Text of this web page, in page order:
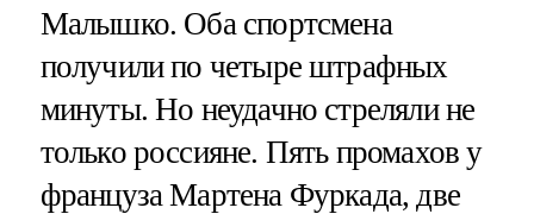
Малышко. Оба спортсмена
получили по четыре штрафных
минуты. Но неудачно стреляли не
только россияне. Пять промахов у
француза Мартена Фуркада, две